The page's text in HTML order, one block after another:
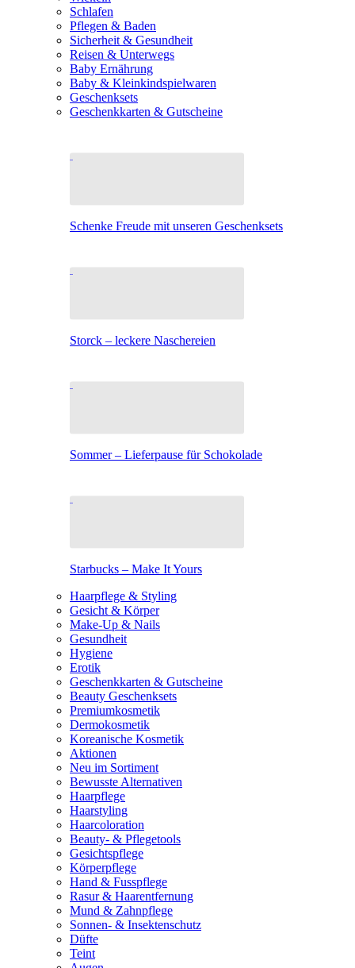
Schlafen
Pflegen & Baden
Sicherheit & Gesundheit
Reisen & Unterwegs
Baby Ernährung
Baby & Kleinkindspielwaren
Geschenksets
Geschenkkarten & Gutscheine
Schenke Freude mit unseren Geschenksets
Storck – leckere Naschereien
Sommer – Lieferpause für Schokolade
Starbucks – Make It Yours
Haarpflege & Styling
Gesicht & Körper
Make-Up & Nails
Gesundheit
Hygiene
Erotik
Geschenkkarten & Gutscheine
Beauty Geschenksets
Premiumkosmetik
Dermokosmetik
Koreanische Kosmetik
Aktionen
Neu im Sortiment
Bewusste Alternativen
Haarpflege
Haarstyling
Haarcoloration
Beauty- & Pflegetools
Gesichtspflege
Körperpflege
Hand & Fusspflege
Rasur & Haarentfernung
Mund & Zahnpflege
Sonnen- & Insektenschutz
Düfte
Teint